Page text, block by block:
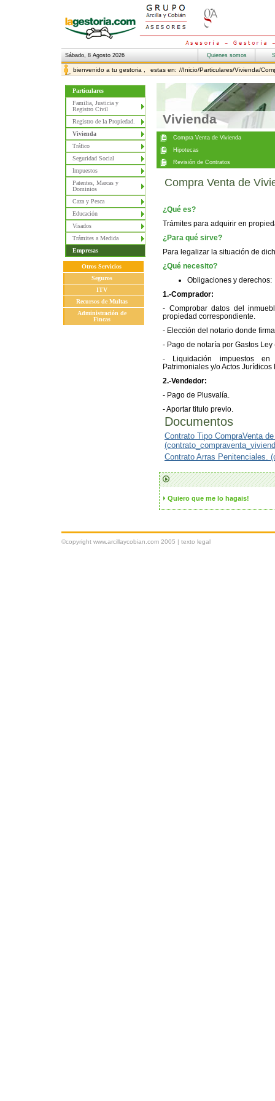
Sábado, 8 Agosto 2026
bienvenido a tu gestoria , estas en: //Inicio/Particulares/Vivienda/
Particulares
Familia, Justicia y
Registro Civil
Registro de la Propiedad.
Vivienda
Tráfico
Seguridad Social
Impuestos
Patentes, Marcas y
Dominios
Caza y Pesca
Educación
Visados
Trámites a Medida
Empresas
Otros Servicios
Seguros
ITV
Recursos de Multas
Administración de
Fincas
Vivienda
Compra Venta de
¿Qué es?
Trámites para adquirir en
¿Para qué sirve?
Para legalizar la situación de
¿Qué necesito?
Obligaciones y derechos:
1.-Comprador:
- Comprobar datos del
propiedad correspondiente.
- Elección del notario donde
- Pago de notaría por Gastos
- Liquidación impuestos en
Patrimoniales y/o Actos Jurídicos
2.-Vendedor:
- Pago de Plusvalía.
- Aportar titulo previo.
Documentos
Contrato Tipo CompraVenta
Contrato Arras Penitenciales.
Quiero que me lo hagais!
©copyright www.arcillaycobian.com 2005 | texto legal